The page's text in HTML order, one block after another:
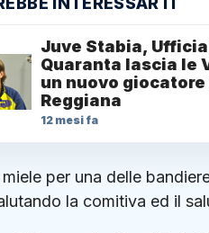
Juve Stabia,
Quaranta lascia le
un nuovo
Reggiana
12 mesi fa
miele per una delle
la comitiva ed il